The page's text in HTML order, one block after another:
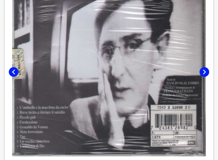
chevron_left chevron_right